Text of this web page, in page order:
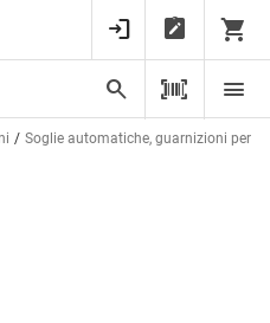
Soglie automatiche, guarnizioni per